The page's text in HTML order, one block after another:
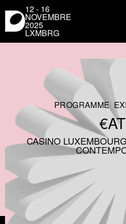
12 - 16
NOVEMBRE
2025
LXMBRG
LUXEMBOURG DESIGN
DU 31 MAI AU 4 JUIN
PROGRAMME
€AT
CASINO
Panneau de gestion des cookies